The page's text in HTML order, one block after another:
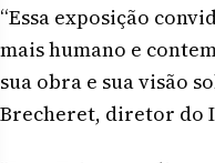
“Essa exposição
mais humano e
sua obra e sua visão
Brecheret, diretor do